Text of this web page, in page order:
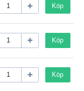
Köp
Köp
Köp